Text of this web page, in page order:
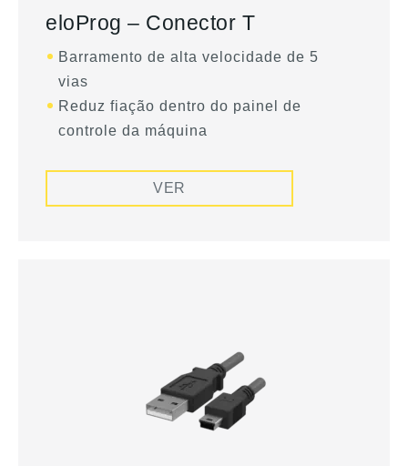
eloProg – Conector T
Barramento de alta velocidade de 5
vias
Reduz fiação dentro do painel de
controle da máquina
VER